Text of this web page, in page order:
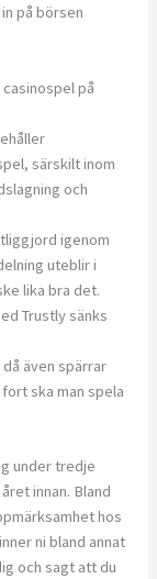
på börsen
på
särskilt inom
och
igenom
uteblir i
lika bra det.
Trustly sänks
även spärrar
ska man spela
under tredje
innan. Bland
hos
ni bland annat
och sagt att du